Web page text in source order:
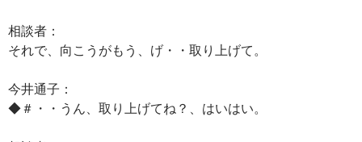
相談者：
それで、向こうがもう、げ・・取り上げて。
今井通子：
◆＃・・うん、取り上げてね？、はいはい。